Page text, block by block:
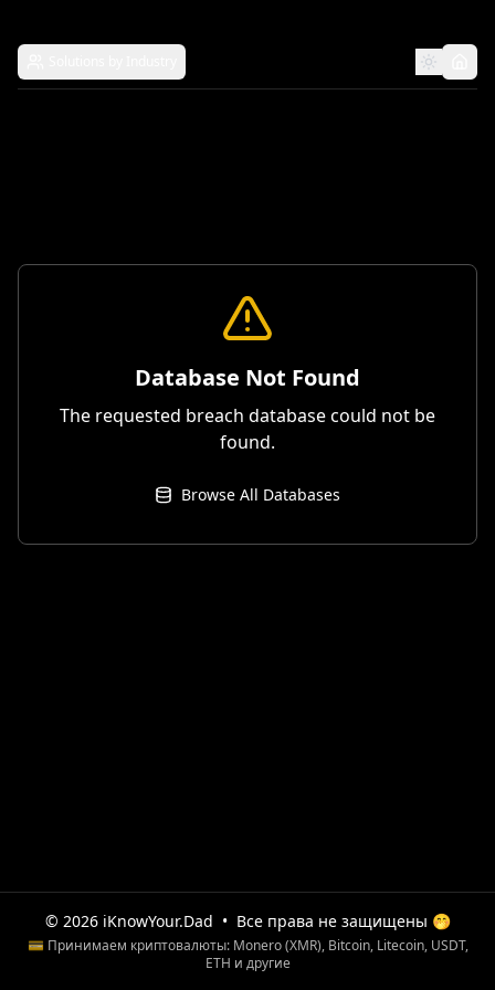
Database Not Found
The requested breach database could not be
found.
Browse All Databases
© 2026 iKnowYour.Dad • Все права не защищены 🤭
💳 Принимаем криптовалюты: Monero (XMR), Bitcoin, Litecoin, USDT,
ETH и другие